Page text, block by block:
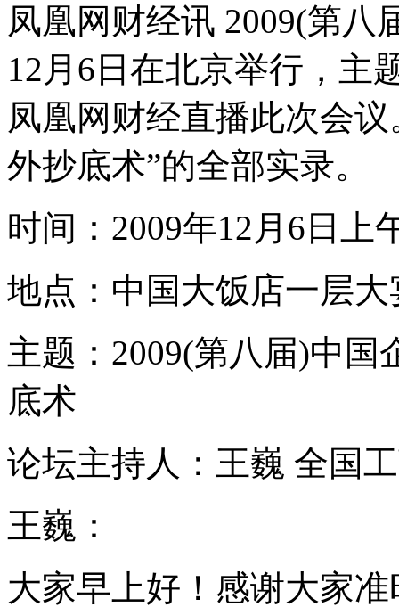
凤凰网财经讯 2009(第八
12月6日在北京举行，主
凤凰网财经直播此次会
外抄底术”的全部实录。
时间：2009年12月6日上
地点：中国大饭店一层大
主题：2009(第八届)中
底术
论坛主持人：王巍 全国
王巍：
大家早上好！感谢大家